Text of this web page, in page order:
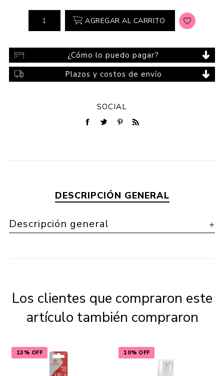
AGREGAR AL CARRITO
¿Cómo lo puedo pagar?
Plazos y costos de envío
SOCIAL
DESCRIPCIÓN GENERAL
Descripción general
Los clientes que compraron este
artículo también compraron
13% OFF 10% OFF